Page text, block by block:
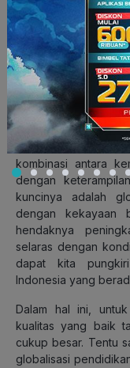
Indonesia dapat
akan
lingkup negara-
pendidikan di
siap kerja agar tidak
Persaingan untuk
bidang ekonomi,
raksasa ekonomi
kombinasi antara
dengan
kuncinya adalah
dengan kekayaan
hendaknya
selaras dengan
dapat kita
Indonesia yang
Dalam hal ini,
kualitas yang baik
cukup besar. Tentu
globalisasi